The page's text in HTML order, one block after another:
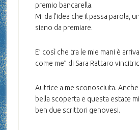
premio bancarella.
Mi da l’idea che il passa parola,
siano da premiare.
E’ così che tra le mie mani è
come me” di Sara Rattaro
Autrice a me sconosciuta.
bella scoperta e questa estate
ben due scrittori genovesi.